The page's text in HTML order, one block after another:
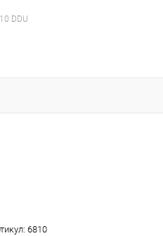
DDU
6810